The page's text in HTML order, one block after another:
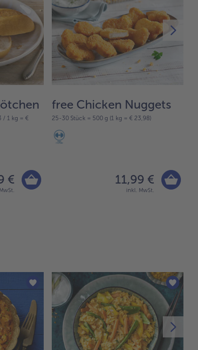
/ 1 kg = €
€
free Chicken Nuggets
25-30 Stück = 500 g (1 kg = € 23,98)
11,99 €
inkl. MwSt.